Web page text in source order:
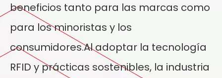
beneficios tanto para las marcas como
para los minoristas y los
consumidores.Al adoptar la tecnología
RFID y prácticas sostenibles, la industria